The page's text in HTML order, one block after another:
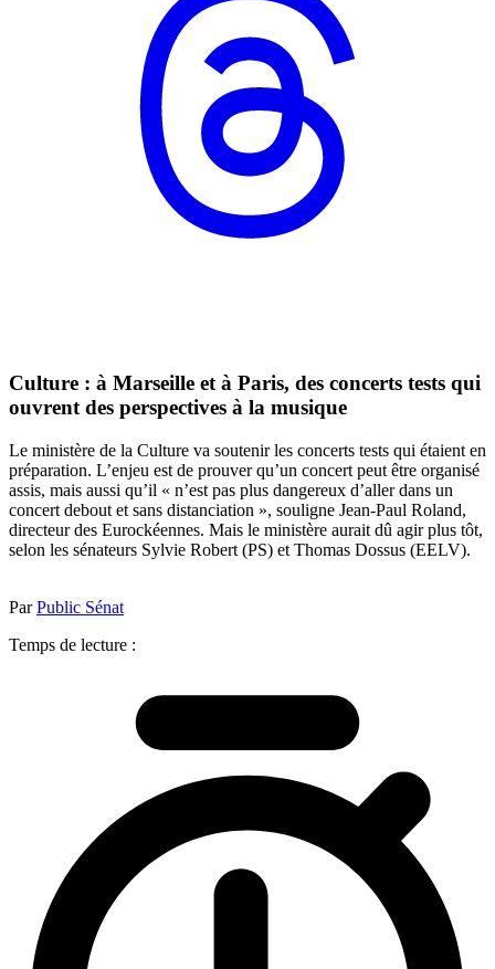
Culture : à Marseille et à Paris, des concerts tests qui
ouvrent des perspectives à la musique
Le ministère de la Culture va soutenir les concerts tests qui étaient en
préparation. L’enjeu est de prouver qu’un concert peut être organisé
assis, mais aussi qu’il « n’est pas plus dangereux d’aller dans un
concert debout et sans distanciation », souligne Jean-Paul Roland,
directeur des Eurockéennes. Mais le ministère aurait dû agir plus tôt,
selon les sénateurs Sylvie Robert (PS) et Thomas Dossus (EELV).
ParPublic Sénat
Temps de lecture :